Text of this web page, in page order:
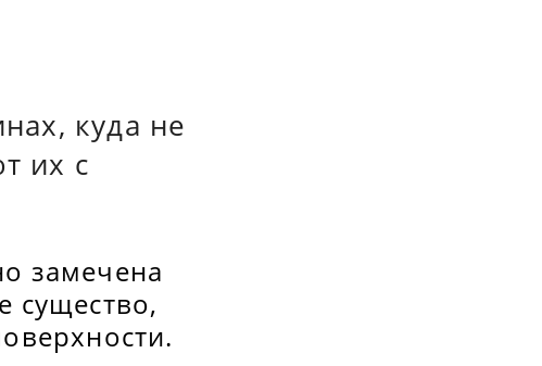
куда не
их с
замечена
существо,